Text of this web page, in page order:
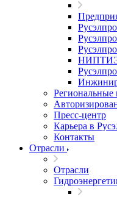
Региональные
Пресс-центр
Карьера в
Контакты
Отрасли
Отрасли